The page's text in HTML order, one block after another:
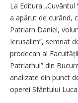
La Editura
a apărut de curând,
Patriarh Daniel,
Ierusalim”, semnat
prodecan al
Patriarhul” din
analizate din punct
operei Sfântului Luca.